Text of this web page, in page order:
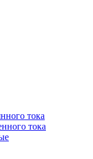
тока
тока